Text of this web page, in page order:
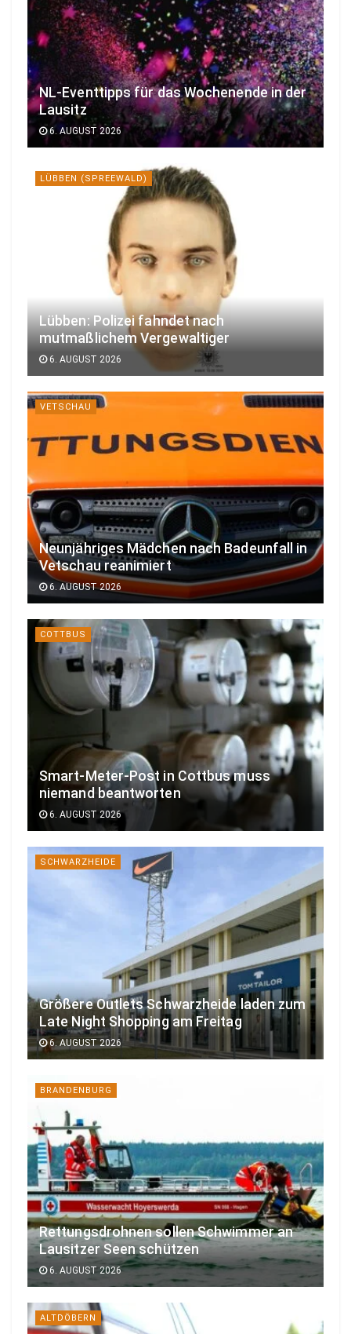
NL-Eventtipps für das Wochenende in der
Lausitz
6. AUGUST 2026
LÜBBEN (SPREEWALD)
Lübben: Polizei fahndet nach
mutmaßlichem Vergewaltiger
6. AUGUST 2026
VETSCHAU
Neunjähriges Mädchen nach Badeunfall in
Vetschau reanimiert
6. AUGUST 2026
COTTBUS
Smart-Meter-Post in Cottbus muss
niemand beantworten
6. AUGUST 2026
SCHWARZHEIDE
Größere Outlets Schwarzheide laden zum
Late Night Shopping am Freitag
6. AUGUST 2026
BRANDENBURG
Rettungsdrohnen sollen Schwimmer an
Lausitzer Seen schützen
6. AUGUST 2026
ALTDÖBERN